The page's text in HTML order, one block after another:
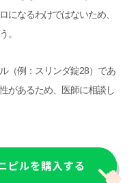
になるわけではないため、
。
（例：スリンダ錠28）であ
があるため、医師に相談し